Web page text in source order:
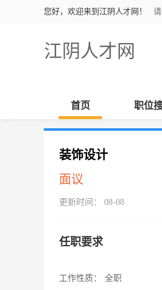
您好，欢迎来到江阴人才网！
江阴人才网
首页 职位
装饰设计
面议
更新时间： 08-08
任职要求
工作性质：
全职